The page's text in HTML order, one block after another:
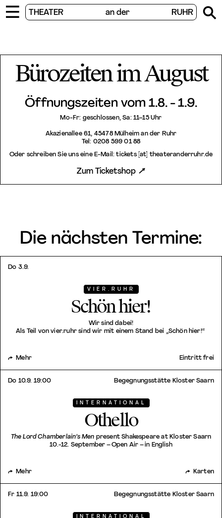
THEATER an der RUHR
 
Bürozeiten im August
Öffnungszeiten vom 1.8. - 1.9.
Mo-Fr: geschlossen, Sa: 11–15 Uhr
Akazienallee 61, 45478 Mülheim an der Ruhr
Tel: 0208 599 01 88
Oder schreiben Sie uns eine E-Mail: tickets [at] theateranderruhr.de
Zum Ticketshop
Die nächsten Termine:
Do 3.9.
VIER.RUHR
Schön hier!
Wir sind dabei!
Als Teil von vier.ruhr sind wir mit einem Stand bei „Schön hier!“
Mehr Eintritt frei
Do 10.9. 19:00 Begegnungsstätte Kloster Saarn
INTERNATIONAL
Othello
The Lord Chamberlain’s Men present Shakespeare at Kloster Saarn
10.-12. September – Open Air – in English
Mehr Karten
Fr 11.9. 19:00 Begegnungsstätte Kloster Saarn
INTERNATIONAL